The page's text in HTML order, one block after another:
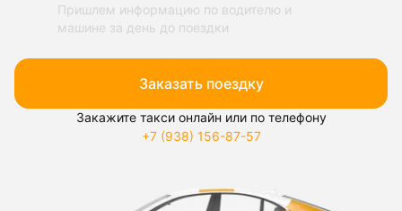
Пришлем информацию по водителю и
машине за день до поездки
Заказать поездку
Закажите такси онлайн или по телефону
+7 (938) 156-87-57